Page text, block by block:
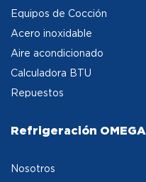
Equipos de Cocción
Acero inoxidable
Aire acondicionado
Calculadora BTU
Repuestos
Refrigeración OMEGA
Nosotros